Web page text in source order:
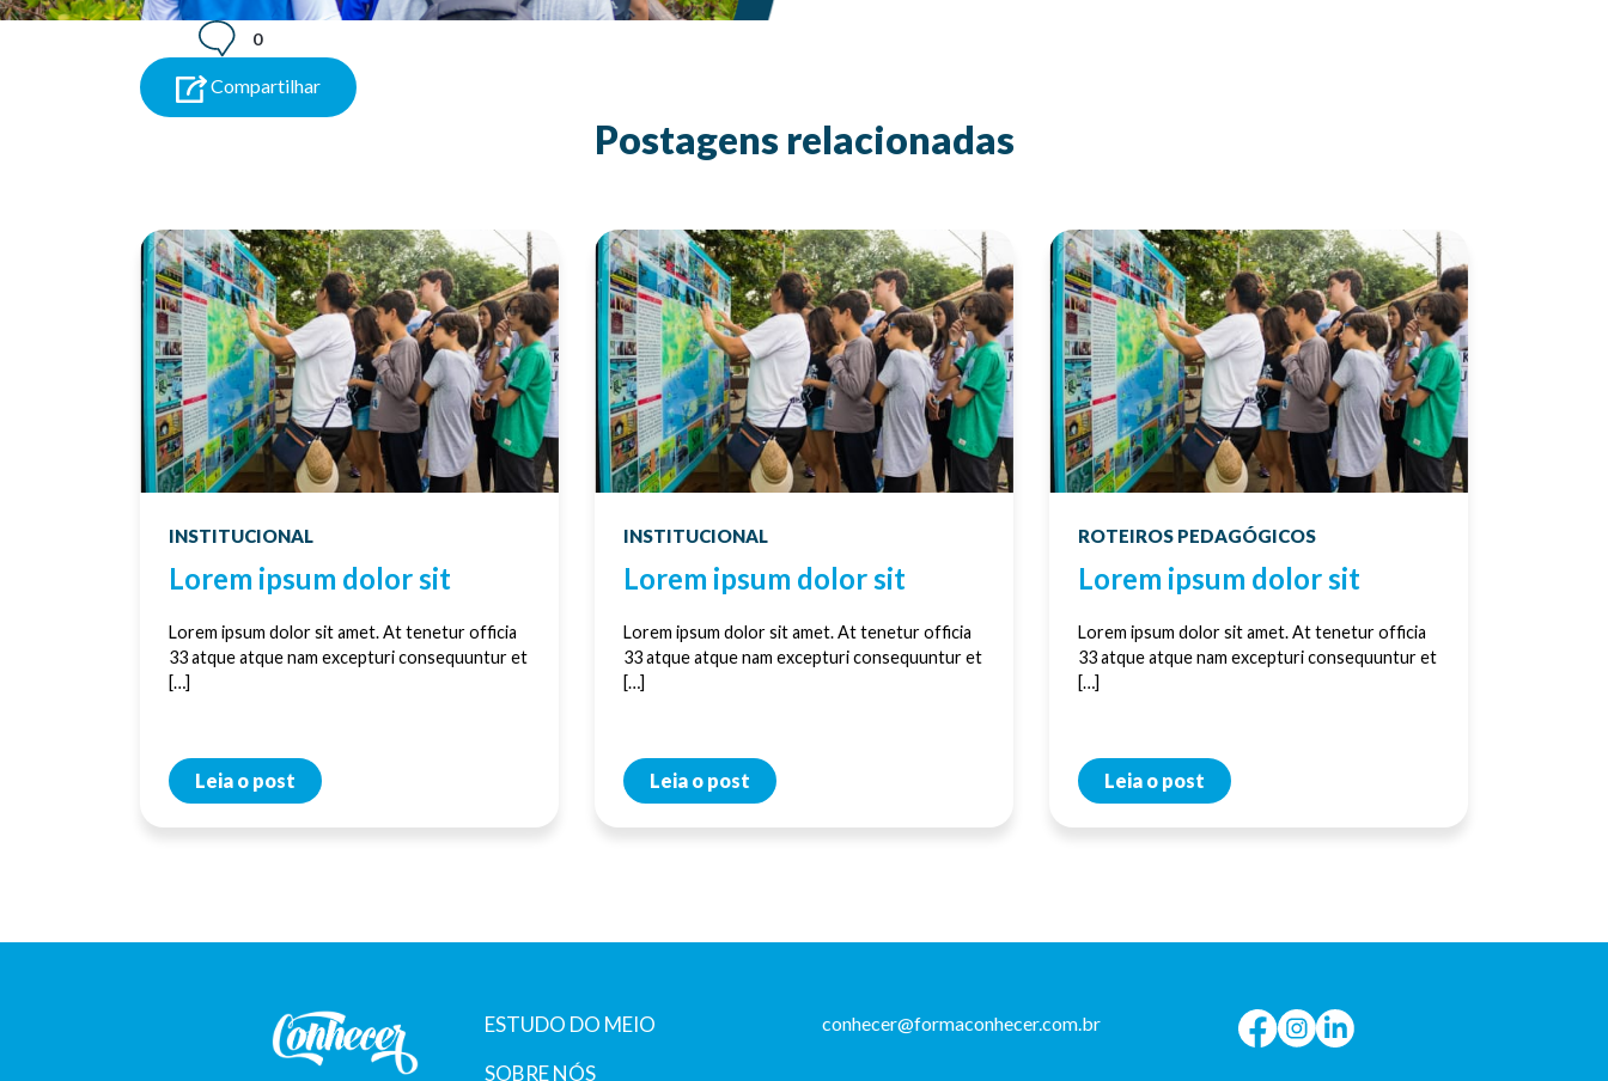
0
Compartilhar
Postagens relacionadas
INSTITUCIONAL
Lorem ipsum dolor sit
Lorem ipsum dolor sit amet. At tenetur officia
33 atque atque nam excepturi consequuntur et
[…]
Leia o post
INSTITUCIONAL
Lorem ipsum dolor sit
Lorem ipsum dolor sit amet. At tenetur officia
33 atque atque nam excepturi consequuntur et
[…]
Leia o post
ROTEIROS PEDAGÓGICOS
Lorem ipsum dolor sit
Lorem ipsum dolor sit amet. At tenetur officia
33 atque atque nam excepturi consequuntur et
[…]
Leia o post
ESTUDO DO MEIO
SOBRE NÓS
conhecer@formaconhecer.com.br